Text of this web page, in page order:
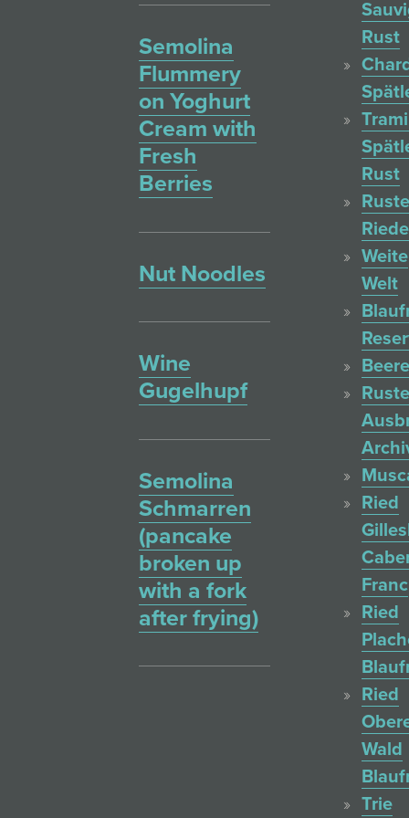
Semolina
Flummery
on Yoghurt
Cream with
Fresh
Berries
Nut Noodles
Wine
Gugelhupf
Semolina
Schmarren
(pancake
broken up
with a fork
after frying)
Rust
Rust
Weite
Welt
Ried
Franc
Ried
Ried
Wald
Trie